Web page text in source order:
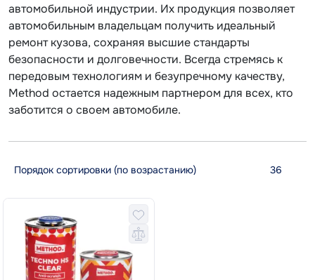
автомобильной индустрии. Их продукция позволяет
автомобильным владельцам получить идеальный
ремонт кузова, сохраняя высшие стандарты
безопасности и долговечности. Всегда стремясь к
передовым технологиям и безупречному качеству,
Method остается надежным партнером для всех, кто
заботится о своем автомобиле.